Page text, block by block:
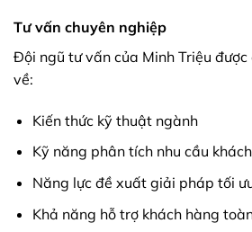
Tư vấn chuyên nghiệp
Đội ngũ tư vấn của Minh Triệu
về:
Kiến thức kỹ thuật ngành
Kỹ năng phân tích nhu cầu
Năng lực đề xuất giải pháp tối
Khả năng hỗ trợ khách hàng